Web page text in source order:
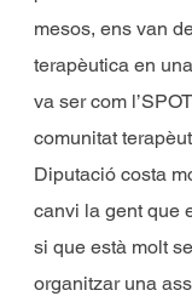
mesos, ens van
terapèutica en
va ser com
comunitat
Diputació costa
canvi la gent que
si que està molt
organitzar una